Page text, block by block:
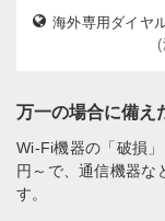
海外専用ダイヤ
(
万一の場合に備え
Wi-Fi機器の「破損
円～で、通信機器な
す。